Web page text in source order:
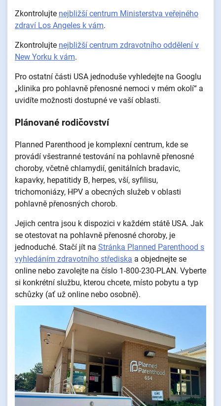
Zkontrolujte nejbližší centrum Ministerstva veřejného
zdraví Los Angeles k vám.
Zkontrolujte nejbližší centrum zdravotního oddělení v
New Yorku k vám.
Pro ostatní části USA jednoduše vyhledejte na Googlu
„klinika pro pohlavně přenosné nemoci v mém okolí“ a
uvidíte možnosti dostupné ve vaší oblasti.
Plánované rodičovství
Planned Parenthood je komplexní centrum, kde se
provádí všestranné testování na pohlavně přenosné
choroby, včetně chlamydií, genitálních bradavic,
kapavky, hepatitidy B, herpes, vší, syfilisu,
trichomoniázy, HPV a obecných služeb v oblasti
pohlavně přenosných chorob.
Jejich centra jsou k dispozici v každém státě USA. Jak
se otestovat na pohlavně přenosné choroby, je
jednoduché. Stačí jít na Stránka Planned Parenthood s
vyhledáním zdravotního střediska a objednejte se
online nebo zavolejte na číslo 1-800-230-PLAN. Vyberte
si konkrétní službu, kterou chcete, místo pobytu a typ
schůzky (ať už online nebo osobně).